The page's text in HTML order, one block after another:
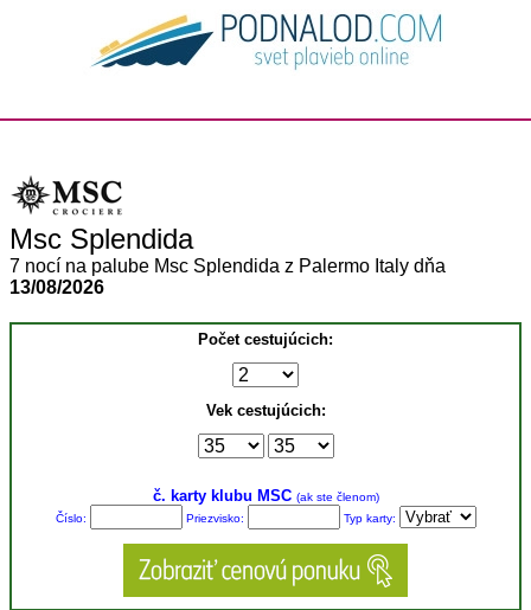
Msc Splendida
7 nocí na palube Msc Splendida z Palermo Italy dňa
13/08/2026
Počet cestujúcich:
Vek cestujúcich:
č. karty klubu MSC (ak ste členom)
Číslo:
Priezvisko: Typ karty: